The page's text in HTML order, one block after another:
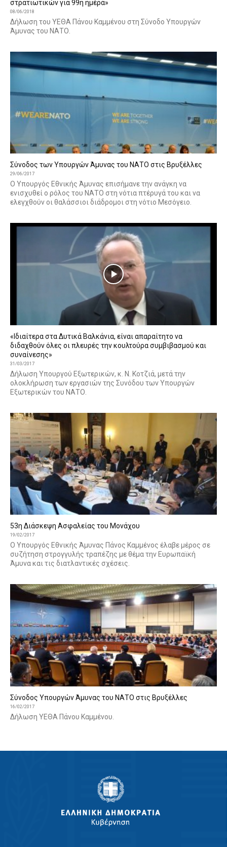
στρατιωτικών για 99η ημέρα»
08/06/2018
Δήλωση του ΥΕΘΑ Πάνου Καμμένου στη Σύνοδο Υπουργών
Άμυνας του ΝΑΤΟ.
Σύνοδος των Υπουργών Άμυνας του ΝΑΤΟ στις Βρυξέλλες
29/06/2017
Ο Υπουργός Εθνικής Άμυνας επισήμανε την ανάγκη να
ενισχυθεί ο ρόλος του ΝΑΤΟ στη νότια πτέρυγά του και να
ελεγχθούν οι θαλάσσιοι διάδρομοι στη νότιο Μεσόγειο.
«Ιδιαίτερα στα Δυτικά Βαλκάνια, είναι απαραίτητο να
διδαχθούν όλες οι πλευρές την κουλτούρα συμβιβασμού και
συναίνεσης»
31/03/2017
Δήλωση Υπουργού Εξωτερικών, κ. Ν. Κοτζιά, μετά την
ολοκλήρωση των εργασιών της Συνόδου των Υπουργών
Εξωτερικών του ΝΑΤΟ.
53η Διάσκεψη Ασφαλείας του Μονάχου
19/02/2017
Ο Υπουργός Εθνικής Άμυνας Πάνος Καμμένος έλαβε μέρος σε
συζήτηση στρογγυλής τραπέζης με θέμα την Ευρωπαϊκή
Άμυνα και τις διατλαντικές σχέσεις.
Σύνοδος Υπουργών Άμυνας του ΝΑΤΟ στις Βρυξέλλες
16/02/2017
Δήλωση ΥΕΘΑ Πάνου Καμμένου.